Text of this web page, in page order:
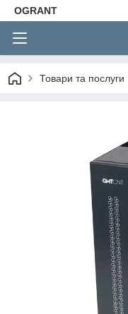
OGRANT
Товари та послуги